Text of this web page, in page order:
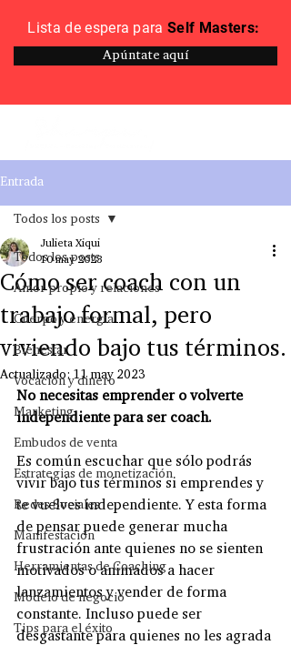
Lista de espera paraSelf Masters:
Apúntate aquí
Entrada
Todos los posts
Amor propio y relaciones
Cuerpo y energía
Bienestar
Vocación y dinero
Marketing
Embudos de venta
Estrategias de monetización
Redes Sociales
Manifestación
Herramientas de Coaching
Modelo de negocio
Tips para el éxito
Todos los posts
Cómo ser coach con un
trabajo formal, pero
viviendo bajo tus términos.
Julieta Xiqui
10 may 2023
Actualizado:11 may 2023
No necesitas emprender o volverte
independiente para ser coach.
Es común escuchar que sólo podrás
vivir bajo tus términos si emprendes y
te vuelves independiente. Y esta forma
de pensar puede generar mucha
frustración ante quienes no se sienten
motivados o animados a hacer
lanzamientos y vender de forma
constante. Incluso puede ser
desgastante para quienes no les agrada